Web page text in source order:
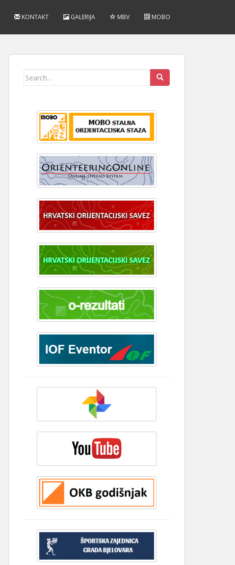
KONTAKT GALERIJA MBV MOBO
Search